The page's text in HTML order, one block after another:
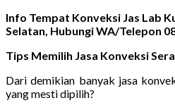
Info Tempat Konveksi Jas Lab
Selatan, Hubungi WA/Telepon
Tips Memilih Jasa Konveksi
Dari demikian banyak jasa
yang mesti dipilih?